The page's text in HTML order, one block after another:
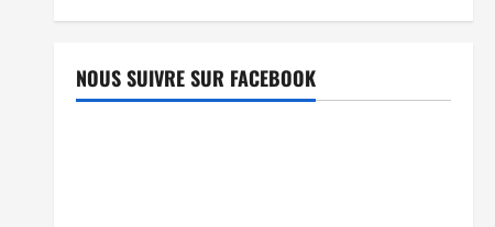
NOUS SUIVRE SUR FACEBOOK